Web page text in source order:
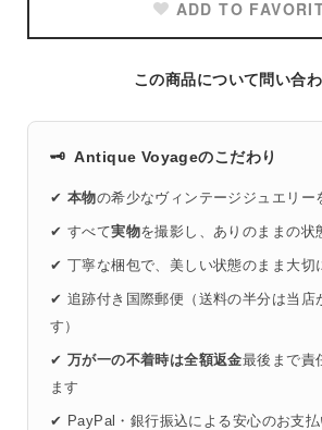
ADD TO
この商品について問い合
🗝️ Antique Voyageのこだわり
✔ 本物の希少なヴィンテージジュエリー
✔ すべて実物を撮影し、ありのままの状
✔ 丁寧な梱包で、美しい状態のまま大切
✔ 追跡付き国際郵便（送料の半分は当店
す）
✔ 万が一の不着時は全額返金最後まで責
ます
✔ PayPal・銀行振込による安心のお支払